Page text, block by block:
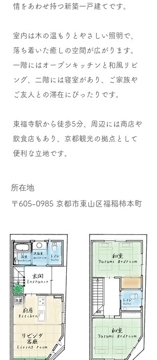
情をあわせ持つ新築一戸建てです。
室内は木の温もりとやさしい照明で、
落ち着いた癒しの空間が広がります。
一階にはオープンキッチンと和風リビ
ング、二階には寝室があり、ご家族や
ご友人との滞在にぴったりです。
東福寺駅から徒歩5分、周辺には商店や
飲食店もあり、京都観光の拠点として
便利な立地です。
​所在地
〒605-0985 京都市東山区福稲柿本町